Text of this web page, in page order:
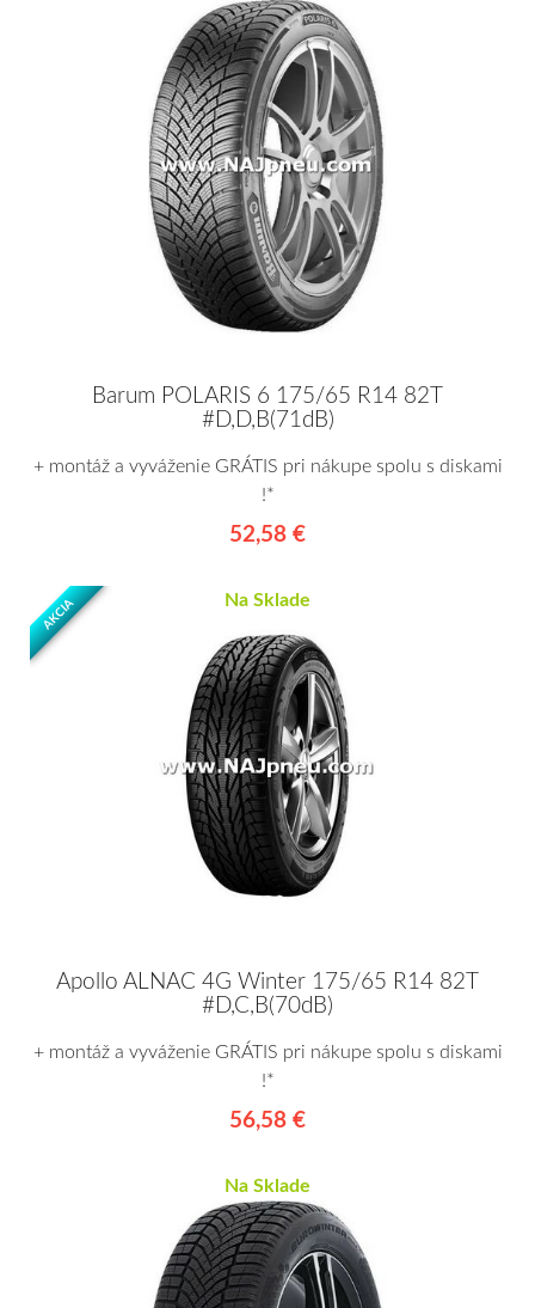
Barum POLARIS 6 175/65 R14 82T
#D,D,B(71dB)
+ montáž a vyváženie GRÁTIS pri nákupe spolu s diskami
!*
52,58 €
AKCIA Na Sklade
Apollo ALNAC 4G Winter 175/65 R14 82T
#D,C,B(70dB)
+ montáž a vyváženie GRÁTIS pri nákupe spolu s diskami
!*
56,58 €
Na Sklade